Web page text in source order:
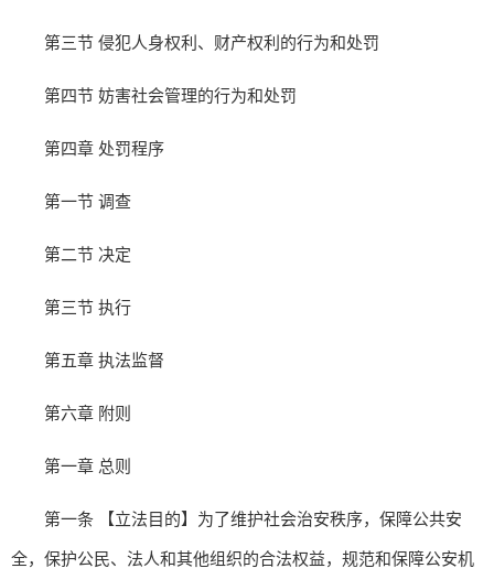
第三节 侵犯人身权利、财产权利的行为和处罚
第四节 妨害社会管理的行为和处罚
第四章 处罚程序
第一节 调查
第二节 决定
第三节 执行
第五章 执法监督
第六章 附则
第一章 总则
第一条 【立法目的】为了维护社会治安秩序，保障公共安
全，保护公民、法人和其他组织的合法权益，规范和保障公安机